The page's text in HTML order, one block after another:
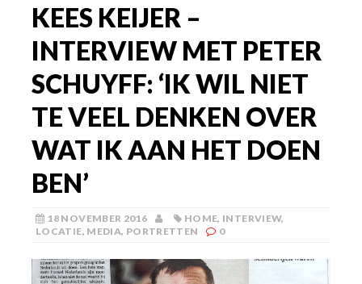
KEES KEIJER –
INTERVIEW MET PETER
SCHUYFF: ‘IK WIL NIET
TE VEEL DENKEN OVER
WAT IK AAN HET DOEN
BEN’
18 NOVEMBER 2016 HOME, INTERVIEW,
LOCATIE, MEDIA, PORTRETTEN 0